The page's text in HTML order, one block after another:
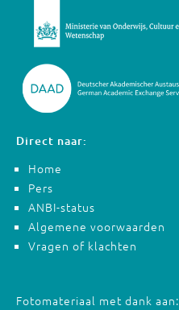
Direct naar:
Home
Pers
ANBI-status
Algemene voorwaarden
Vragen of klachten
Fotomateriaal met dank aan: